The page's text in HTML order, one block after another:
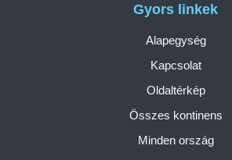
Gyors linkek
Alapegység
Kapcsolat
Oldaltérkép
Összes kontinens
Minden ország